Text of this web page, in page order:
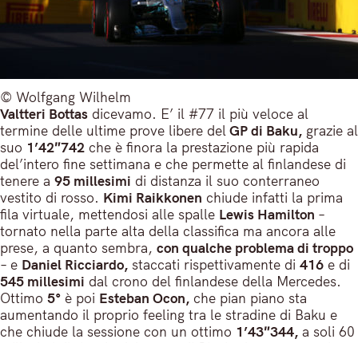
© Wolfgang Wilhelm
Valtteri Bottas dicevamo. E’ il #77 il più veloce al
termine delle ultime prove libere del GP di Baku, grazie al
suo 1’42″742 che è finora la prestazione più rapida
del’intero fine settimana e che permette al finlandese di
tenere a 95 millesimi di distanza il suo conterraneo
vestito di rosso. Kimi Raikkonen chiude infatti la prima
fila virtuale, mettendosi alle spalle Lewis Hamilton –
tornato nella parte alta della classifica ma ancora alle
prese, a quanto sembra, con qualche problema di troppo
– e Daniel Ricciardo, staccati rispettivamente di 416 e di
545 millesimi dal crono del finlandese della Mercedes.
Ottimo 5° è poi Esteban Ocon, che pian piano sta
aumentando il proprio feeling tra le stradine di Baku e
che chiude la sessione con un ottimo 1’43″344, a soli 60